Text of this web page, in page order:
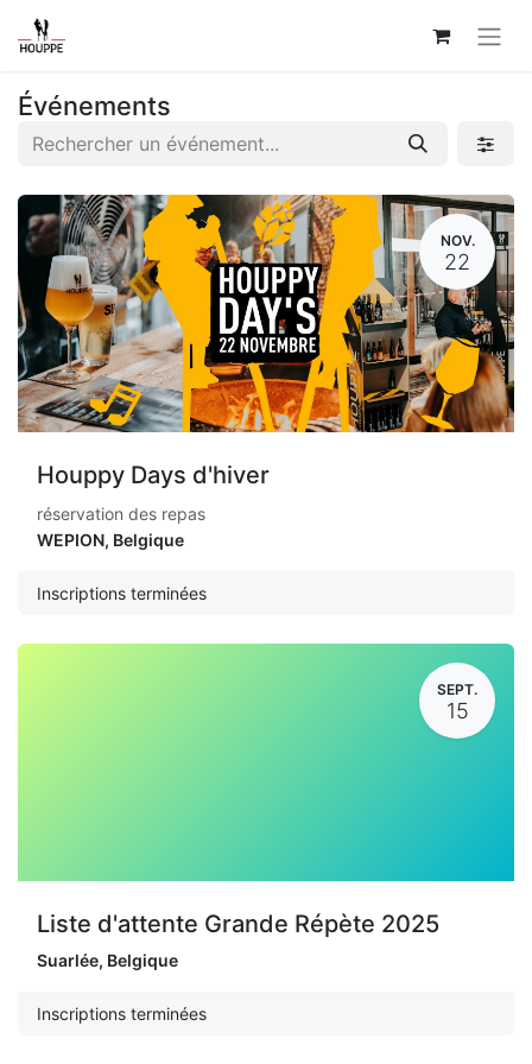
Événements
NOV.
22
Houppy Days d'hiver
réservation des repas
WEPION, Belgique
Inscriptions terminées
SEPT.
15
Liste d'attente Grande Répète 2025
Suarlée, Belgique
Inscriptions terminées